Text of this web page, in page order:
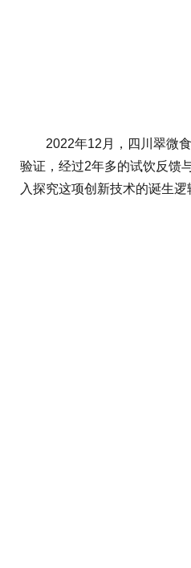
2022年12月，四川翠微食
验证，经过2年多的试饮反馈
入探究这项创新技术的诞生